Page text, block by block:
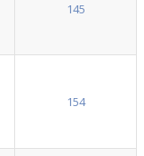
145
154